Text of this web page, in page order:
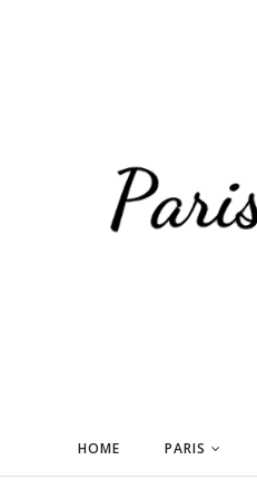
HOME PARIS